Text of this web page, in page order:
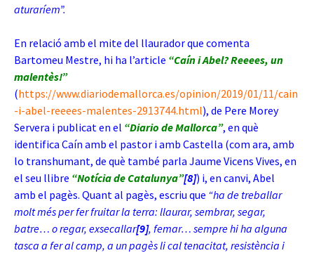
aturaríem”.
En relació amb el mite del llaurador que comenta
Bartomeu Mestre, hi ha l’article “Caín i Abel? Reeees, un
malentès!”
(https://www.diariodemallorca.es/opinion/2019/01/11/cain
-i-abel-reeees-malentes-2913744.html), de Pere Morey
Servera i publicat en el “Diario de Mallorca”, en què
identifica Caín amb el pastor i amb Castella (com ara, amb
lo transhumant, de què també parla Jaume Vicens Vives, en
el seu llibre “Notícia de Catalunya”[8]) i, en canvi, Abel
amb el pagès. Quant al pagès, escriu que “ha de treballar
molt més per fer fruitar la terra: llaurar, sembrar, segar,
batre… o regar, exsecallar[9], femar… sempre hi ha alguna
tasca a fer al camp, a un pagès li cal tenacitat, resistència i